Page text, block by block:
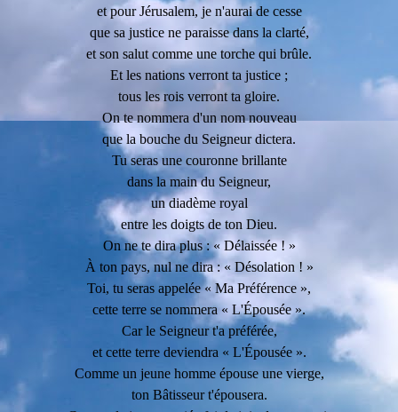
et pour Jérusalem, je n'aurai de cesse
que sa justice ne paraisse dans la clarté,
et son salut comme une torche qui brûle.
Et les nations verront ta justice ;
tous les rois verront ta gloire.
On te nommera d'un nom nouveau
que la bouche du Seigneur dictera.
Tu seras une couronne brillante
dans la main du Seigneur,
un diadème royal
entre les doigts de ton Dieu.
On ne te dira plus : « Délaissée ! »
À ton pays, nul ne dira : « Désolation ! »
Toi, tu seras appelée « Ma Préférence »,
cette terre se nommera « L'Épousée ».
Car le Seigneur t'a préférée,
et cette terre deviendra « L'Épousée ».
Comme un jeune homme épouse une vierge,
ton Bâtisseur t'épousera.